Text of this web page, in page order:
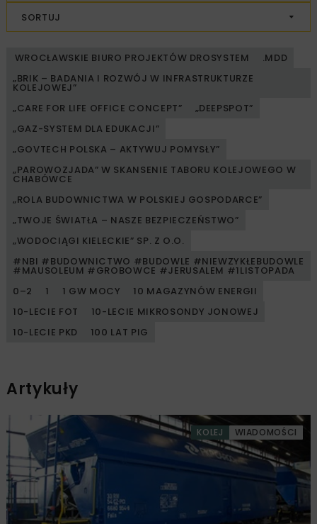
SORTUJ
WROCŁAWSKIE BIURO PROJEKTÓW DROSYSTEM
.MDD
„BRIK – BADANIA I ROZWÓJ W INFRASTRUKTURZE
KOLEJOWEJ”
„CARE FOR LIFE OFFICE CONCEPT”
„DEEPSPOT”
„GAZ-SYSTEM DLA EDUKACJI”
„GOVTECH POLSKA – AKTYWUJ POMYSŁY”
„PAROWOZJADA” W SKANSENIE TABORU KOLEJOWEGO W
CHABÓWCE
„ROLA BUDOWNICTWA W POLSKIEJ GOSPODARCE”
„TWOJE ŚWIATŁA – NASZE BEZPIECZEŃSTWO”
„WODOCIĄGI KIELECKIE” SP. Z O.O.
#NBI #BUDOWNICTWO #BUDOWLE #NIEWZYKŁEBUDOWLE
#MAUSOLEUM #GROBOWCE #JERUSALEM #1LISTOPADA
0–2
1 1 GW MOCY
10 MAGAZYNÓW ENERGII
10-LECIE FOT
10-LECIE MIKROSONDY JONOWEJ
10-LECIE PKD
100 LAT PIG
Artykuły
KOLEJ WIADOMOŚCI